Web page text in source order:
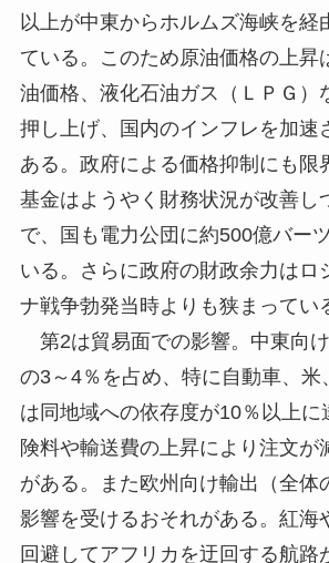
以上が中東からホルムズ海峡を経
ている。このため原油価格の上昇
油価格、液化石油ガス（ＬＰＧ）
押し上げ、国内のインフレを加速
ある。政府による価格抑制にも限
基金はようやく財務状況が改善し
で、国も電力公団に約500億バー
いる。さらに政府の財政余力はロ
ナ戦争勃発当時よりも狭まってい
第2は貿易面での影響。中東向
の3～4％を占め、特に自動車、米
は同地域への依存度が10％以上に
険料や輸送費の上昇により注文が
がある。また欧州向け輸出（全体
影響を受けるおそれがある。紅海
回避してアフリカを迂回する航路